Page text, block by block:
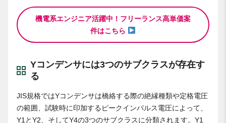
機電系エンジニア活躍中！フリーランス高単価案
件はこちら
Yコンデンサには3つのサブクラスが存在す
る
JIS規格ではYコンデンサは橋絡する際の絶縁種類や定格電圧
の範囲、試験時に印加するピークインパルス電圧によって、
Y1とY2、そしてY4の3つのサブクラスに分類されます。Y1